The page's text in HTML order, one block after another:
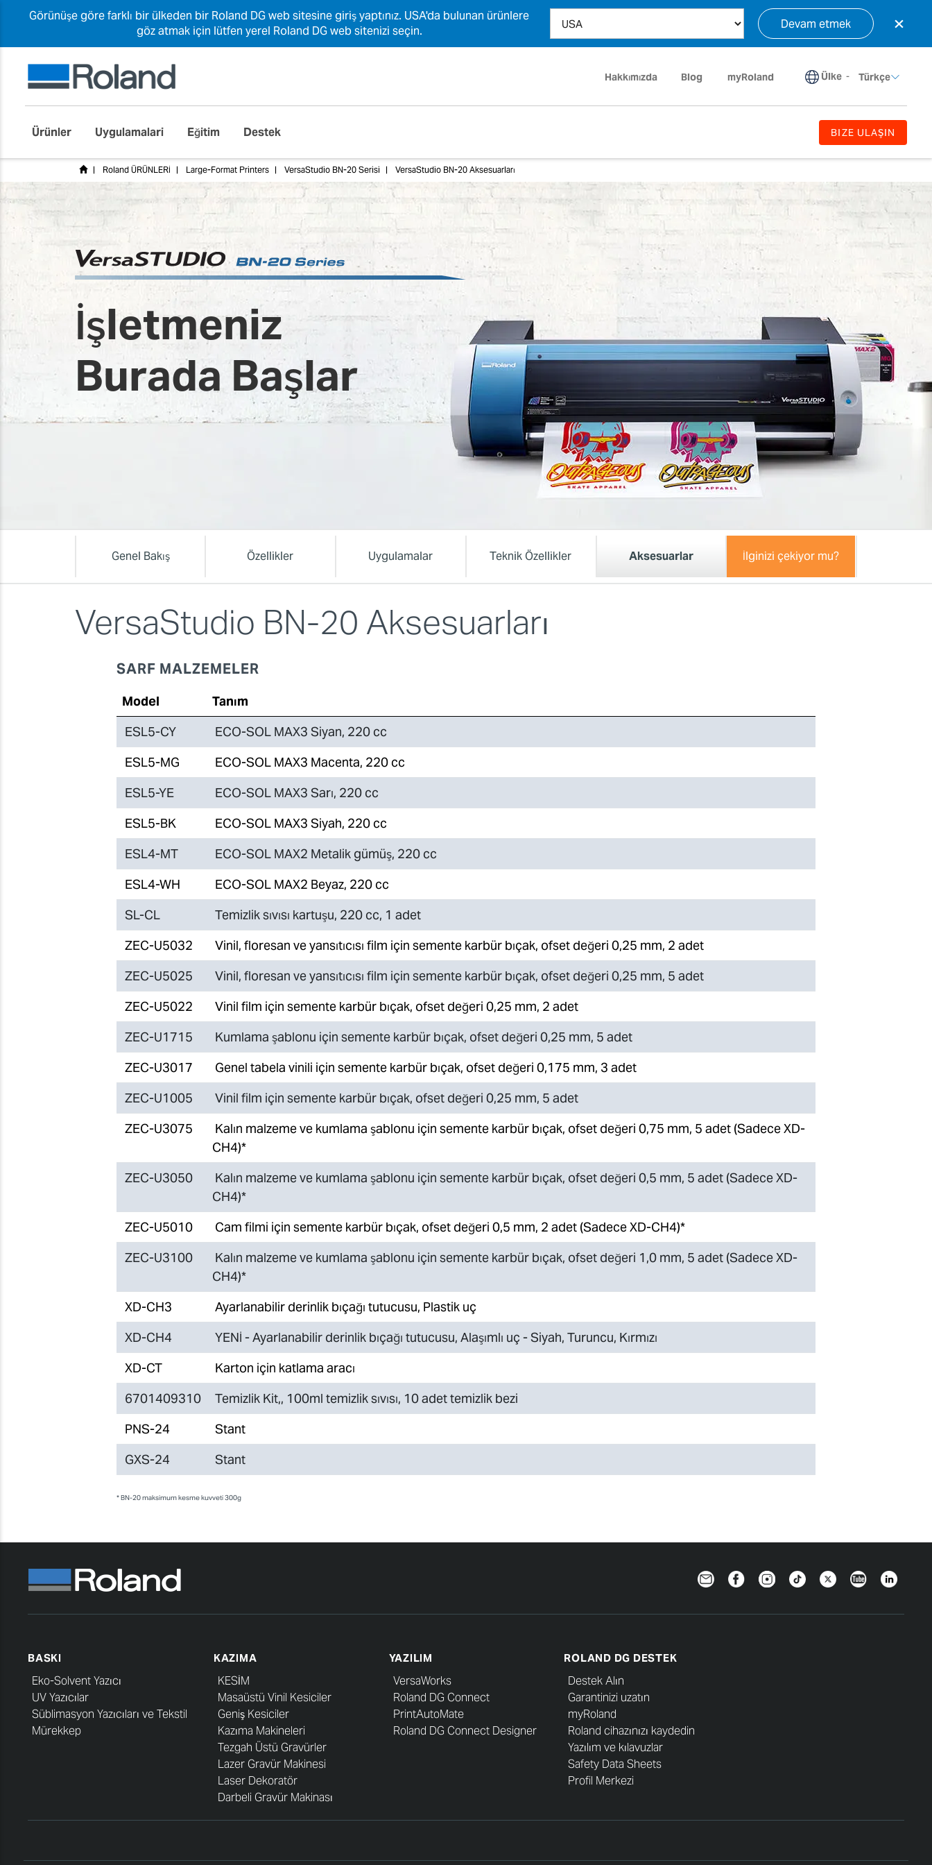
Görünüşe göre farklı bir ülkeden bir Roland DG web sitesine giriş yaptınız. USA'da bulunan ürünlere
göz atmak için lütfen yerel Roland DG web sitenizi seçin.
Devam etmek ×
Hakkımızda Blog myRoland Ülke - Türkçe
Ürünler Uygulamalari Eğitim Destek BIZE ULAŞIN
Roland ÜRÜNLERİ Large-Format Printers VersaStudio BN-20 Serisi VersaStudio BN-20 Aksesuarları
İşletmeniz
Burada Başlar
Genel Bakış Özellikler Uygulamalar Teknik Özellikler Aksesuarlar İlginizi çekiyor mu?
VersaStudio BN-20 Aksesuarları
SARF MALZEMELER
Model
Tanım
ESL5-CY
ECO-SOL MAX3 Siyan, 220 cc
ESL5-MG
ECO-SOL MAX3 Macenta, 220 cc
ESL5-YE
ECO-SOL MAX3 Sarı, 220 cc
ESL5-BK
ECO-SOL MAX3 Siyah, 220 cc
ESL4-MT
ECO-SOL MAX2 Metalik gümüş, 220 cc
ESL4-WH
ECO-SOL MAX2 Beyaz, 220 cc
SL-CL
Temizlik sıvısı kartuşu, 220 cc, 1 adet
ZEC-U5032
Vinil, floresan ve yansıtıcısı film için semente karbür bıçak, ofset değeri 0,25 mm, 2 adet
ZEC-U5025
Vinil, floresan ve yansıtıcısı film için semente karbür bıçak, ofset değeri 0,25 mm, 5 adet
ZEC-U5022
Vinil film için semente karbür bıçak, ofset değeri 0,25 mm, 2 adet
ZEC-U1715
Kumlama şablonu için semente karbür bıçak, ofset değeri 0,25 mm, 5 adet
ZEC-U3017
Genel tabela vinili için semente karbür bıçak, ofset değeri 0,175 mm, 3 adet
ZEC-U1005
Vinil film için semente karbür bıçak, ofset değeri 0,25 mm, 5 adet
ZEC-U3075
Kalın malzeme ve kumlama şablonu için semente karbür bıçak, ofset değeri 0,75 mm, 5 adet (Sadece XD-
CH4)*
ZEC-U3050
Kalın malzeme ve kumlama şablonu için semente karbür bıçak, ofset değeri 0,5 mm, 5 adet (Sadece XD-
CH4)*
ZEC-U5010
Cam filmi için semente karbür bıçak, ofset değeri 0,5 mm, 2 adet (Sadece XD-CH4)*
ZEC-U3100
Kalın malzeme ve kumlama şablonu için semente karbür bıçak, ofset değeri 1,0 mm, 5 adet (Sadece XD-
CH4)*
XD-CH3
Ayarlanabilir derinlik bıçağı tutucusu, Plastik uç
XD-CH4
YENİ - Ayarlanabilir derinlik bıçağı tutucusu, Alaşımlı uç - Siyah, Turuncu, Kırmızı
XD-CT
Karton için katlama aracı
6701409310
Temizlik Kit,, 100ml temizlik sıvısı, 10 adet temizlik bezi
PNS-24
Stant
GXS-24
Stant
* BN-20 maksimum kesme kuvveti 300g
NewsletterFacebookInstagramTikTokTwitterYouTubeLinkedIn
BASKI
Eko-Solvent Yazıcı
UV Yazıcılar
Süblimasyon Yazıcıları ve Tekstil
Mürekkep
KAZIMA
KESİM
Masaüstü Vinil Kesiciler
Geniş Kesiciler
Kazıma Makineleri
Tezgah Üstü Gravürler
Lazer Gravür Makinesi
Laser Dekoratör
Darbeli Gravür Makinası
YAZILIM
VersaWorks
Roland DG Connect
PrintAutoMate
Roland DG Connect Designer
ROLAND DG DESTEK
Destek Alın
Garantinizi uzatın
myRoland
Roland cihazınızı kaydedin
Yazılım ve kılavuzlar
Safety Data Sheets
Profil Merkezi